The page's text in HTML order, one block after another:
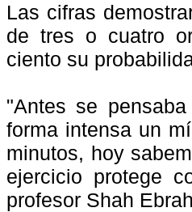
Las cifras
de tres o cuatro
ciento su
"Antes se
forma intensa un
minutos, hoy
ejercicio protege
profesor Shah